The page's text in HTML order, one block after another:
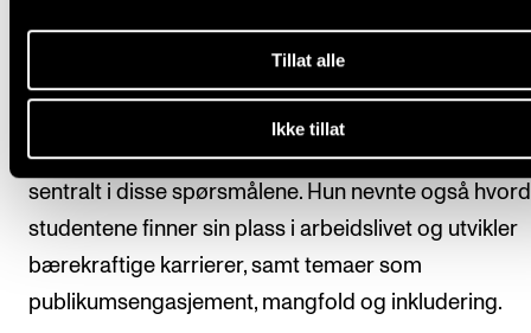
Tillat alle
Ikke tillat
– Hva er vår samfunnsrolle? Hvordan bidrar vi til
samfunnet, og hvordan utfordrer samfunnet oss?
Ifølge professoren er livslang læring og
sentralt i disse spørsmålene. Hun nevnte også
studentene finner sin plass i arbeidslivet og utvikler
bærekraftige karrierer, samt temaer som
publikumsengasjement, mangfold og inkludering.